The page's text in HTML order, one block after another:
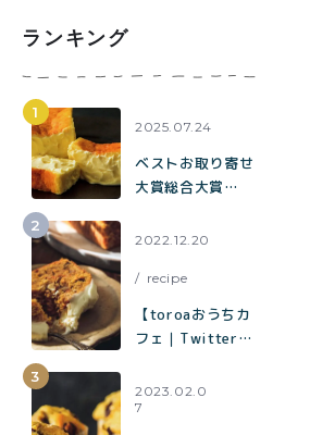
ランキング
2025.07.24
ベストお取り寄せ
大賞総合大賞
の催事に出店中。
2022.12.20
recipe
【toroaおうちカ
フェ｜Twitterで
題】混ぜて焼くだ
けでお店の味「キ
2023.02.0
7